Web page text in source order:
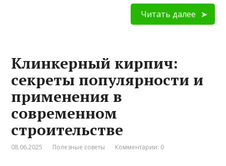
Читать далее
Клинкерный кирпич:
секреты популярности и
применения в
современном
строительстве
08.06.2025 Полезные советы Комментарии: 0